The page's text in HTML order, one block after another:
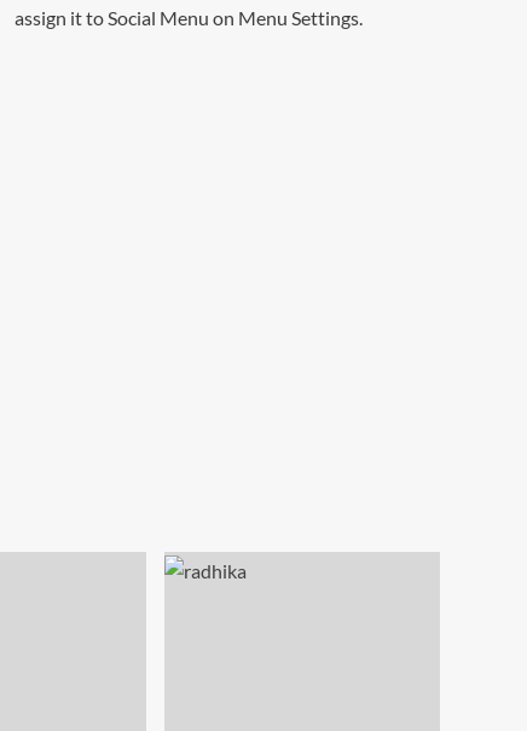
assign it to Social Menu on Menu Settings.